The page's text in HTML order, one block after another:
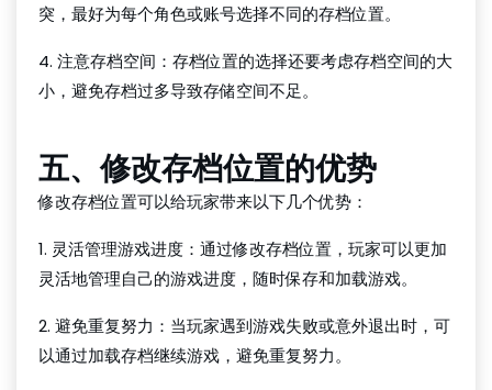
突，最好为每个角色或账号选择不同的存档位置。
4. 注意存档空间：存档位置的选择还要考虑存档空间的大
小，避免存档过多导致存储空间不足。
五、修改存档位置的优势
修改存档位置可以给玩家带来以下几个优势：
1. 灵活管理游戏进度：通过修改存档位置，玩家可以更加
灵活地管理自己的游戏进度，随时保存和加载游戏。
2. 避免重复努力：当玩家遇到游戏失败或意外退出时，可
以通过加载存档继续游戏，避免重复努力。